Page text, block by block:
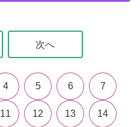
次へ
4 5 6 7
11 12 13 14